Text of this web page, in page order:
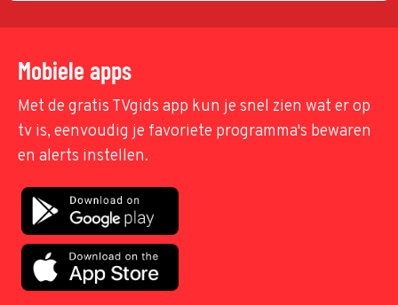
Mobiele apps
Met de gratis TVgids app kun je snel zien wat er op
tv is, eenvoudig je favoriete programma's bewaren
en alerts instellen.